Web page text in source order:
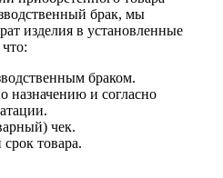
брак, мы
изделия в установленные
браком.
назначению и согласно
чек.
товара.